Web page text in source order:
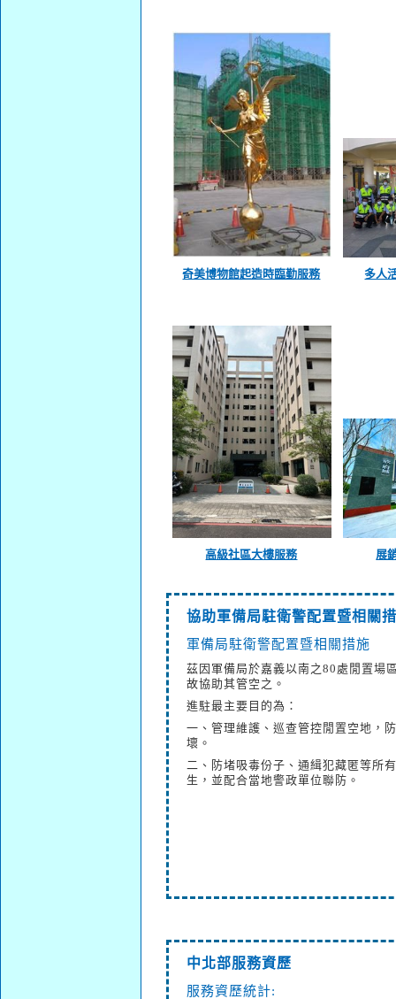
奇美博物館起造時臨勤服務 多人
高級社區大樓服務 展
協助軍備局駐衛警配置暨相關
軍備局駐衛警配置暨相關措施
茲因軍備局於嘉義以南之80處閒置場
故協助其管空之。
進駐最主要目的為：
一、管理維護、巡查管控閒置空地，
壞。
二、防堵吸毒份子、通緝犯藏匿等所
生，並配合當地警政單位聯防。
中北部服務資歷
服務資歷統計: